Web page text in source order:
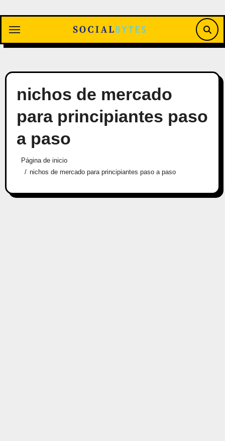
contenido
nichos de mercado
para principiantes paso
a paso
Página de inicio
nichos de mercado para principiantes paso a paso